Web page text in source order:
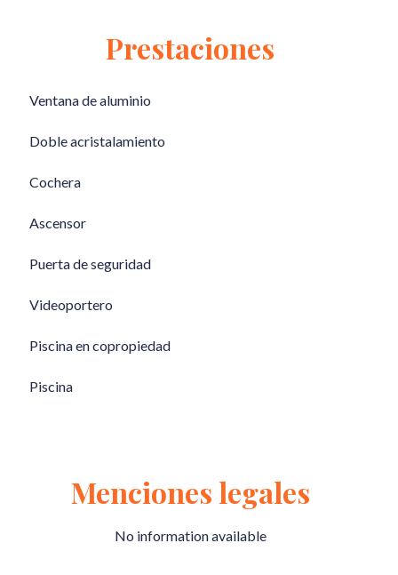
Prestaciones
Ventana de aluminio
Doble acristalamiento
Cochera
Ascensor
Puerta de seguridad
Videoportero
Piscina en copropiedad
Piscina
Menciones legales
No information available